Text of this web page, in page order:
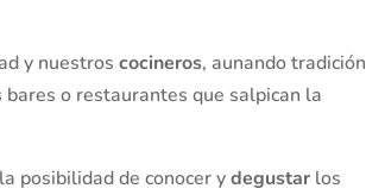
y nuestroscocineros, aunando tradición
o restaurantes que salpican la
posibilidad de conocer ydegustar los